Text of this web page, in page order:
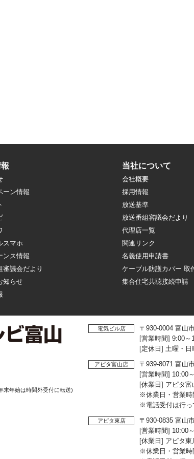
ーン情報
スマホ
ンス情報
審議会だより
知らせ
当社について
会社概要
採用情報
放送基準
放送番組審議会だより
代理店一覧
関連リンク
名義使用申請書
ケーブル防護カバー 取
集合住宅共聴接続申請
末年始は時間外受付に転送)
電気ビル店
〒930-0004 富山
[営業時間] 9:00～
[定休日] 土曜・
アピタ富山店
〒939-8071 富山
[営業時間] 10:00
[休業日] アピタ富
※休業日・営業時
※電話受付は行っ
アピタ東店
〒930-0835 富山
[営業時間] 10:00
[休業日] アピタ東
※休業日・営業時